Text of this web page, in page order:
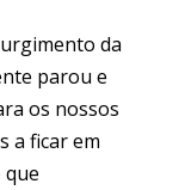
da
parou e
os nossos
a ficar em
que